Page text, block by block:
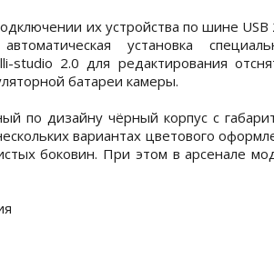
их устройства по шине USB
установка
studio 2.0 для редактирования
батареи камеры.
по дизайну чёрный корпус с
вариантах цветового
боковин. При этом в арсенале